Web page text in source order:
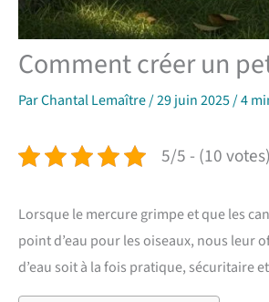
Comment créer un
ParChantal Lemaître/29 juin 2025/4
5/5 - (10 votes)
Lorsque le mercure grimpe et que les
point d’eau pour les oiseaux, nous leur
d’eau soit à la fois pratique, sécuritaire